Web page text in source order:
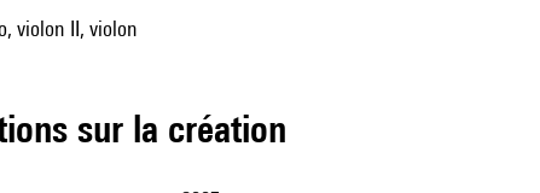
violon II, violon
sur la création